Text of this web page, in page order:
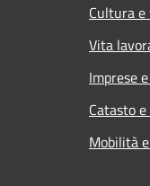
Cultura
Vita
Imprese
Catasto
Mobilità